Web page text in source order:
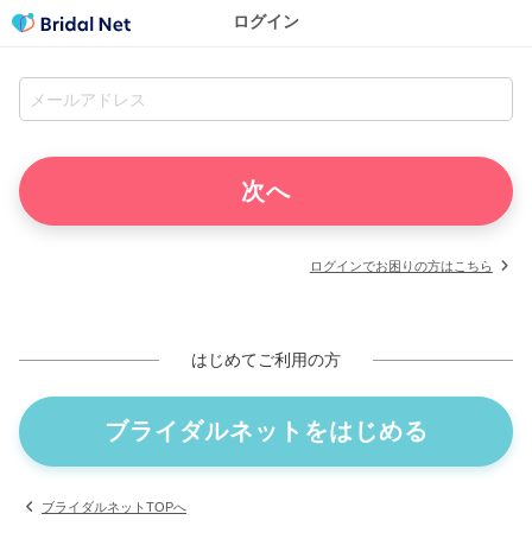
ログイン
ログインでお困りの方はこちら
はじめてご利用の方
ブライダルネットをはじめる
ブライダルネットTOPへ